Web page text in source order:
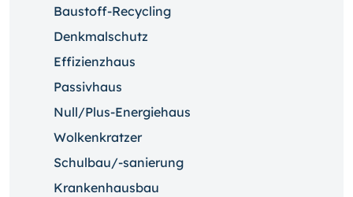
Baustoff-Recycling
Denkmalschutz
Effizienzhaus
Passivhaus
Null/Plus-Energiehaus
Wolkenkratzer
Schulbau/-sanierung
Krankenhausbau